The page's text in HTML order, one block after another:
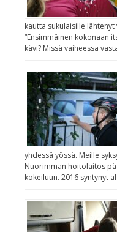
kautta sukulaisille
“Ensimmäinen kokonaan
kävi? Missä vaiheessa
yhdessä yössä. Meille
Nuorimman hoitolaitos
kokeiluun. 2016 syntynyt